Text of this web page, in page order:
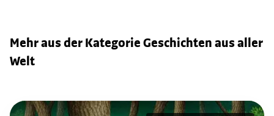
Mehr aus der Kategorie Geschichten aus aller
Welt